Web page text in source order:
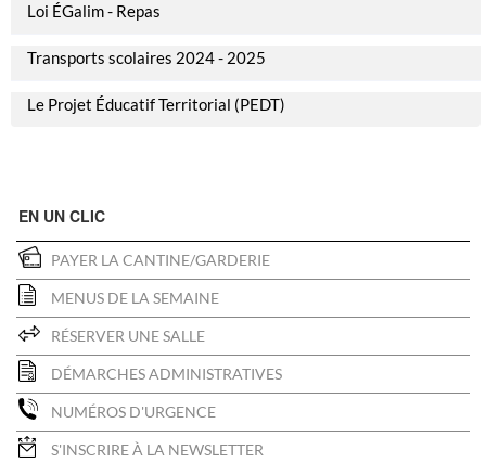
Loi ÉGalim - Repas
Transports scolaires 2024 - 2025
Le Projet Éducatif Territorial (PEDT)
EN UN CLIC
PAYER LA CANTINE/GARDERIE
MENUS DE LA SEMAINE
RÉSERVER UNE SALLE
DÉMARCHES ADMINISTRATIVES
NUMÉROS D'URGENCE
S'INSCRIRE À LA NEWSLETTER